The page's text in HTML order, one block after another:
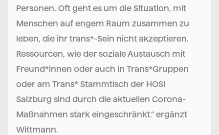
Personen. Oft geht es um die Situation, mit
Menschen auf engem Raum zusammen zu
leben, die ihr trans*-Sein nicht akzeptieren.
Ressourcen, wie der soziale Austausch mit
Freund*innen oder auch in Trans*Gruppen
oder am Trans* Stammtisch der HOSI
Salzburg sind durch die aktuellen Corona-
Maßnahmen stark eingeschränkt.“ ergänzt
Wittmann.